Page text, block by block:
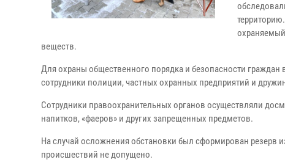
веществ.
Для охраны общественного порядка и безопасности
сотрудники полиции, частных охранных предприятий и
Сотрудники правоохранительных органов осуществляли
напитков, «фаеров» и других запрещенных предметов.
На случай осложнения обстановки был сформирован резерв
происшествий не допущено.